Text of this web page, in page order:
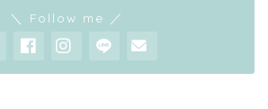
＼ Follow me ／